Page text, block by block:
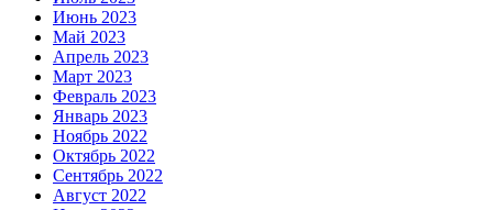
Июнь 2023
Май 2023
Апрель 2023
Март 2023
Февраль 2023
Январь 2023
Ноябрь 2022
Октябрь 2022
Сентябрь 2022
Август 2022